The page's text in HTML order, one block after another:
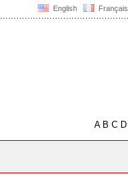
English Français
AB C D